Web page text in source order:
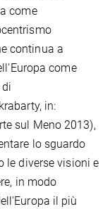
come
continua a
come
in:
sul Meno 2013),
lo sguardo
le diverse visioni e
in modo
il più